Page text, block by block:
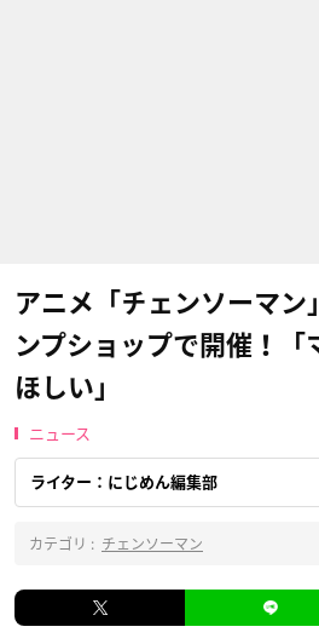
アニメ「チェンソーマン
ンプショップで開催！「
ほしい」
ニュース
ライター：にじめん編集部
カテゴリ : チェンソーマン